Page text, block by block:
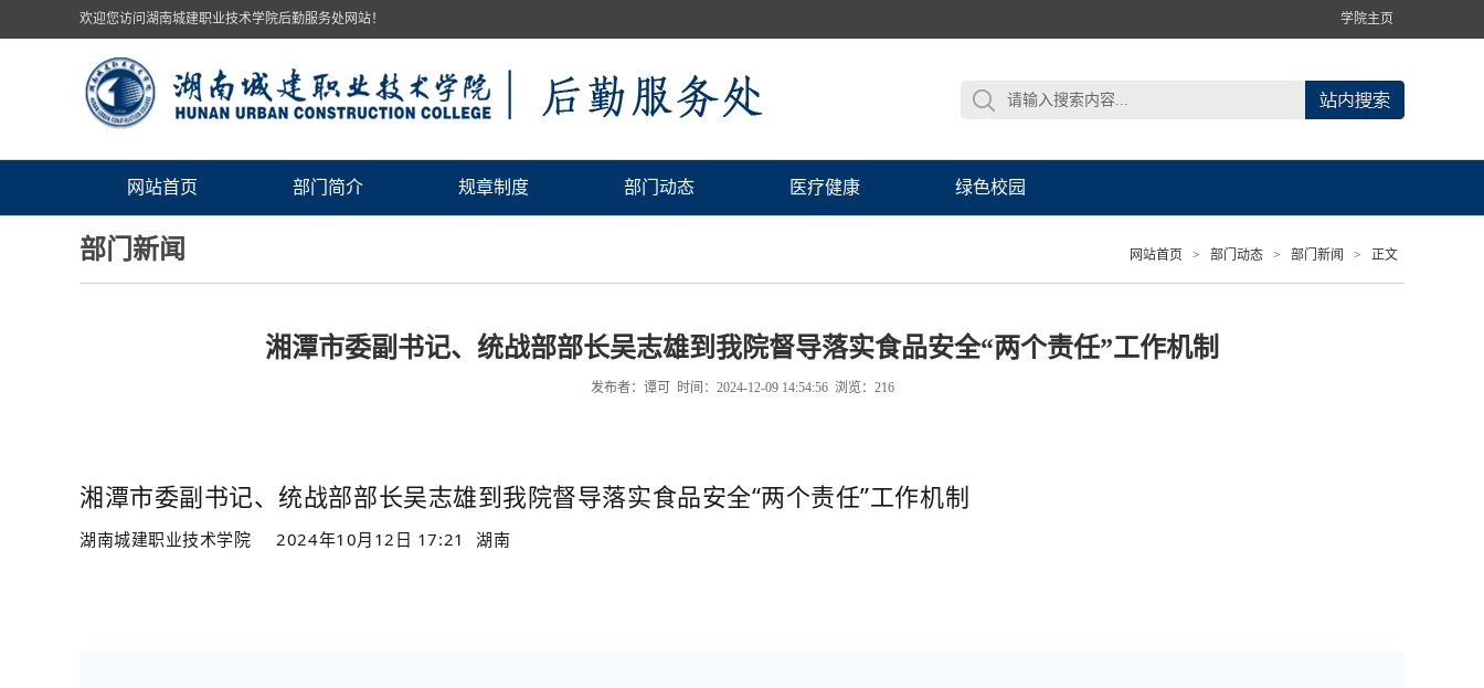
欢迎您访问湖南城建职业技术学院后勤服务处网站！ 学院主页
网站首页 部门简介 规章制度 部门动态 医疗健康 绿色校园
部门新闻 网站首页 > 部门动态 > 部门新闻 > 正文
湘潭市委副书记、统战部部长吴志雄到我院督导落实食品安全“两个责任”工作机制
发布者：谭可 时间：2024-12-09 14:54:56 浏览： 216
湘潭市委副书记、统战部部长吴志雄到我院督导落实食品安全“两个责任”工作机制
湖南城建职业技术学院 2024年10月12日 17:21 湖南